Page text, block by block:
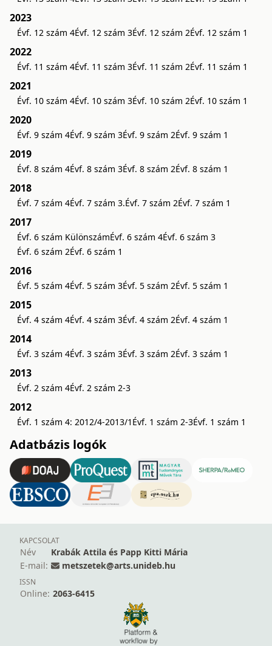
2023
Évf. 12 szám 4Évf. 12 szám 3Évf. 12 szám 2Évf. 12 szám 1
2022
Évf. 11 szám 4Évf. 11 szám 3Évf. 11 szám 2Évf. 11 szám 1
2021
Évf. 10 szám 4Évf. 10 szám 3Évf. 10 szám 2Évf. 10 szám 1
2020
Évf. 9 szám 4Évf. 9 szám 3Évf. 9 szám 2Évf. 9 szám 1
2019
Évf. 8 szám 4Évf. 8 szám 3Évf. 8 szám 2Évf. 8 szám 1
2018
Évf. 7 szám 4Évf. 7 szám 3.Évf. 7 szám 2Évf. 7 szám 1
2017
Évf. 6 szám KülönszámÉvf. 6 szám 4Évf. 6 szám 3
Évf. 6 szám 2Évf. 6 szám 1
2016
Évf. 5 szám 4Évf. 5 szám 3Évf. 5 szám 2Évf. 5 szám 1
2015
Évf. 4 szám 4Évf. 4 szám 3Évf. 4 szám 2Évf. 4 szám 1
2014
Évf. 3 szám 4Évf. 3 szám 3Évf. 3 szám 2Évf. 3 szám 1
2013
Évf. 2 szám 4Évf. 2 szám 2-3
2012
Évf. 1 szám 4: 2012/4-2013/1 Évf. 1 szám 2-3Évf. 1 szám 1
Adatbázis logók
KAPCSOLAT
Név
Krabák Attila és Papp Kitti Mária
E-mail:
metszetek@arts.unideb.hu
ISSN
Online: 2063-6415